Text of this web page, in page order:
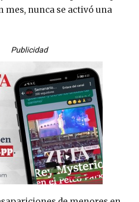
mes, nunca se activó una
Publicidad